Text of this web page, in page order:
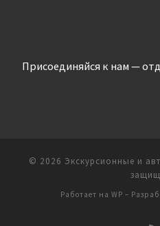
Присоединяйся к нам —
© 2026 Экскурсионные и
Работает на WP –